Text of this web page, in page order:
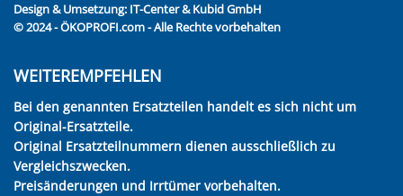
Design & Umsetzung: IT-Center & Kubid GmbH
© 2024 - ÖKOPROFI.com - Alle Rechte vorbehalten
WEITEREMPFEHLEN
Bei den genannten Ersatzteilen handelt es sich nicht um
Original-Ersatzteile.
Original Ersatzteilnummern dienen ausschließlich zu
Vergleichszwecken.
Preisänderungen und Irrtümer vorbehalten.